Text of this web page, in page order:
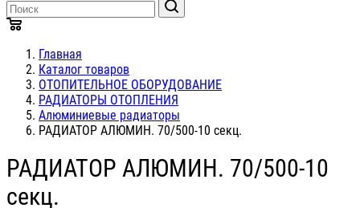
Главная
Каталог товаров
ОТОПИТЕЛЬНОЕ ОБОРУДОВАНИЕ
РАДИАТОРЫ ОТОПЛЕНИЯ
Алюминиевые радиаторы
РАДИАТОР АЛЮМИН. 70/500-10 секц.
РАДИАТОР АЛЮМИН. 70/500-10
секц.